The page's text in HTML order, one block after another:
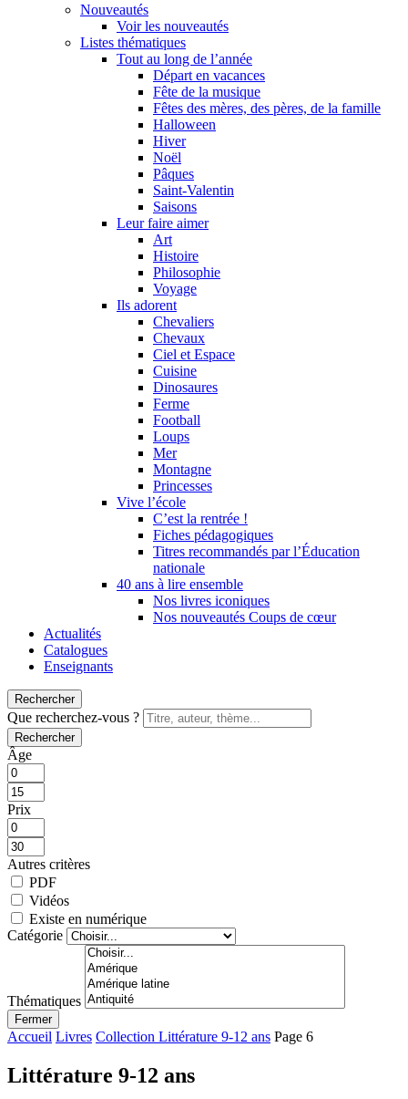
Nouveautés
Voir les nouveautés
Listes thématiques
Tout au long de l’année
Départ en vacances
Fête de la musique
Fêtes des mères, des pères, de la famille
Halloween
Hiver
Noël
Pâques
Saint-Valentin
Saisons
Leur faire aimer
Art
Histoire
Philosophie
Voyage
Ils adorent
Chevaliers
Chevaux
Ciel et Espace
Cuisine
Dinosaures
Ferme
Football
Loups
Mer
Montagne
Princesses
Vive l’école
C’est la rentrée !
Fiches pédagogiques
Titres recommandés par l’Éducation
nationale
40 ans à lire ensemble
Nos livres iconiques
Nos nouveautés Coups de cœur
Actualités
Catalogues
Enseignants
Rechercher
Que recherchez-vous ?
Rechercher
Âge
Prix
Autres critères
PDF
Vidéos
Existe en numérique
Catégorie
Thématiques
Fermer
Accueil Livres Collection Littérature 9-12 ans Page 6
Littérature 9-12 ans